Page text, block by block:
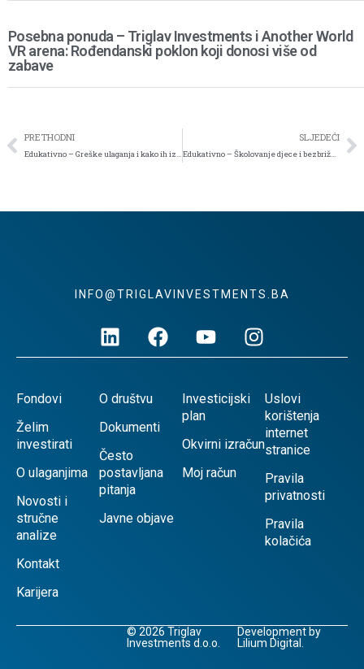
Posebna ponuda – Triglav Investments i Another World
VR arena: Rođendanski poklon koji donosi više od
zabave
PRETHODNI
Edukativno – Greške ulaganja i kako ih izbjeći (1. dio)
SLJEDEĆI
Edukativno – Školovanje djece i bezbrižna penzija/mirovina
INFO@TRIGLAVINVESTMENTS.BA
Fondovi
Želim
investirati
O ulaganjima
Novosti i
stručne
analize
Kontakt
Karijera
O društvu
Dokumenti
Često
postavljana
pitanja
Javne objave
Investicijski
plan
Okvirni izračun
Moj račun
Uslovi
korištenja
internet
stranice
Pravila
privatnosti
Pravila
kolačića
© 2026 Triglav
Investments d.o.o.
Development by
Lilium Digital.